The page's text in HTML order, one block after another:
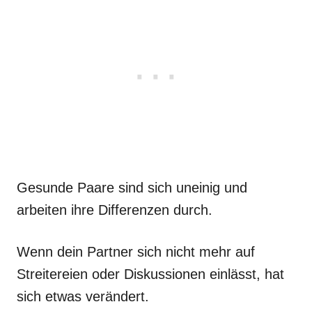
Gesunde Paare sind sich uneinig und
arbeiten ihre Differenzen durch.
Wenn dein Partner sich nicht mehr auf
Streitereien oder Diskussionen einlässt, hat
sich etwas verändert.